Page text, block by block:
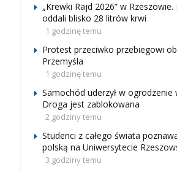
„Krewki Rajd 2026” w
oddali blisko 28 litrów krwi
1 godzinę temu
Protest przeciwko przebiegowi
Przemyśla
1 godzinę temu
Samochód uderzył w ogrodzenie
Droga jest zablokowana
2 godziny temu
Studenci z całego świata
polską na Uniwersytecie
3 godziny temu